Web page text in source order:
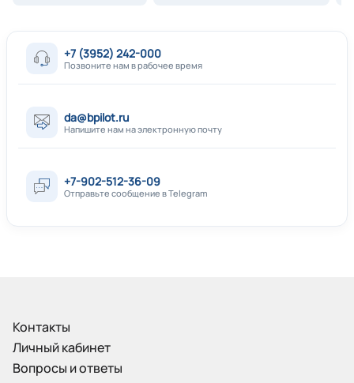
+7 (3952) 242-000
Позвоните нам в рабочее время
da@bpilot.ru
Напишите нам на электронную почту
+7-902-512-36-09
Отправьте сообщение в Telegram
Контакты
Личный кабинет
Вопросы и ответы